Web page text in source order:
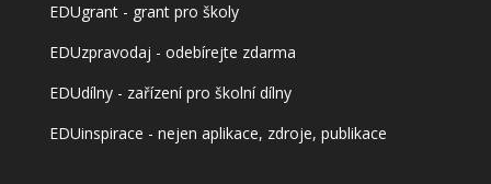
EDUgrant - grant pro školy
EDUzpravodaj - odebírejte zdarma
EDUdílny - zařízení pro školní dílny
EDUinspirace - nejen aplikace, zdroje, publikace